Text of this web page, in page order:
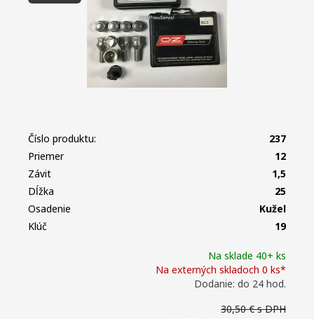
Na sklade 40+ ks
Na externých skladoch 0 ks*
Dodanie: do 24 hod.
30,50 €s DPH
Číslo produktu:
237
Priemer
12
Závit
1,5
Dĺžka
25
Osadenie
Kužeľ
Klúč
19